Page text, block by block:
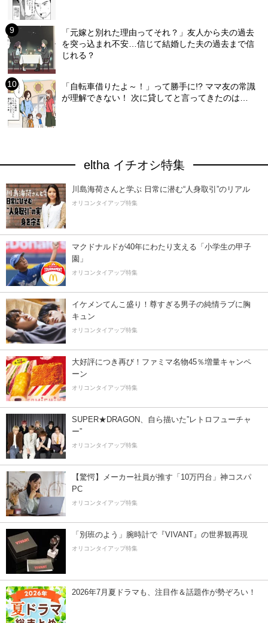
「元嫁と別れた理由ってそれ？」友人から夫の過去
を突っ込まれ不安…信じて結婚した夫の過去まで信
じれる？
「自転車借りたよ～！」って勝手に!? ママ友の常識
が理解できない！ 次に貸してと言ってきたのは…
eltha イチオシ特集
川島海荷さんと学ぶ 日常に潜む“人身取引”のリアル
オリコンタイアップ特集
マクドナルドが40年にわたり支える「小学生の甲子
園」
オリコンタイアップ特集
イケメンてんこ盛り！尊すぎる男子の純情ラブに胸
キュン
オリコンタイアップ特集
大好評につき再び！ファミマ名物45％増量キャンペ
ーン
オリコンタイアップ特集
SUPER★DRAGON、自ら描いた”レトロフューチャ
ー”
オリコンタイアップ特集
【驚愕】メーカー社員が推す「10万円台」神コスパ
PC
オリコンタイアップ特集
「別班のよう」腕時計で『VIVANT』の世界観再現
オリコンタイアップ特集
2026年7月夏ドラマも、注目作＆話題作が勢ぞろい！